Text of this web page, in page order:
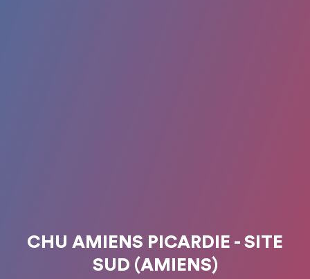
CHU AMIENS PICARDIE - SITE
SUD (AMIENS)